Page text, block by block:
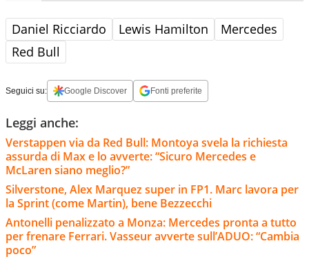
Daniel Ricciardo Lewis Hamilton
Mercedes
Red Bull
Seguici su: Google Discover Fonti preferite
Leggi anche:
Verstappen via da Red Bull: Montoya svela la richiesta
assurda di Max e lo avverte: “Sicuro Mercedes e
McLaren siano meglio?”
Silverstone, Alex Marquez super in FP1. Marc lavora per
la Sprint (come Martin), bene Bezzecchi
Antonelli penalizzato a Monza: Mercedes pronta a tutto
per frenare Ferrari. Vasseur avverte sull’ADUO: “Cambia
poco”